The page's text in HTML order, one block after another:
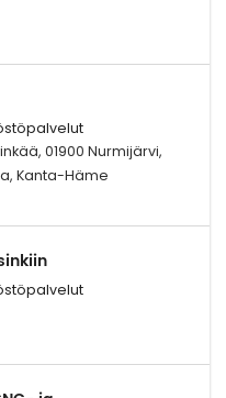
01900 Nurmijärvi,
Kanta-Häme